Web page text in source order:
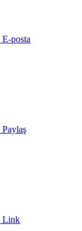
E-posta
Paylaş
Link